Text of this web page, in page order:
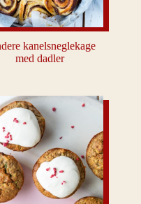
kanelsneglekage
med dadler